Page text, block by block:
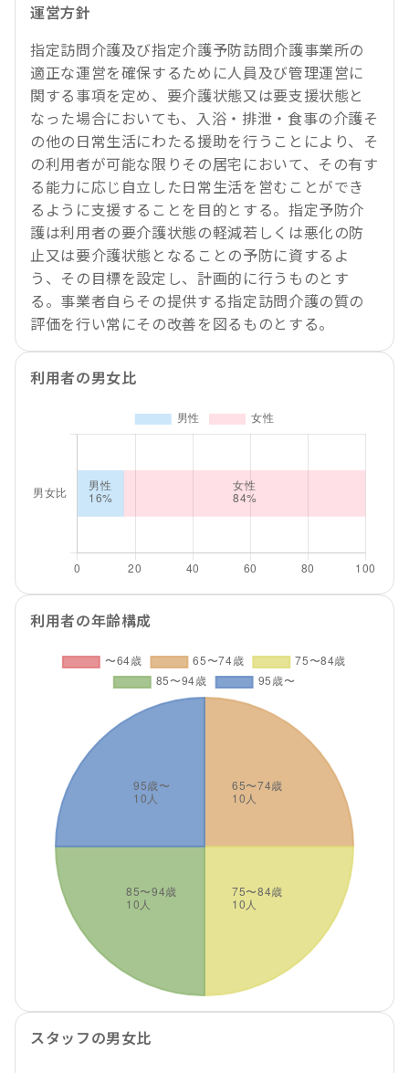
運営方針
指定訪問介護及び指定介護予防訪問介護事業所の
適正な運営を確保するために人員及び管理運営に
関する事項を定め、要介護状態又は要支援状態と
なった場合においても、入浴・排泄・食事の介護そ
の他の日常生活にわたる援助を行うことにより、そ
の利用者が可能な限りその居宅において、その有す
る能力に応じ自立した日常生活を営むことができ
るように支援することを目的とする。指定予防介
護は利用者の要介護状態の軽減若しくは悪化の防
止又は要介護状態となることの予防に資するよ
う、その目標を設定し、計画的に行うものとす
る。事業者自らその提供する指定訪問介護の質の
評価を行い常にその改善を図るものとする。
利用者の男女比
利用者の年齢構成
スタッフの男女比